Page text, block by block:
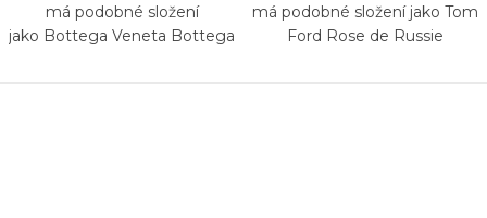
má podobné složení
jako Bottega Veneta Bottega
má podobné složení jako Tom
Ford Rose de Russie